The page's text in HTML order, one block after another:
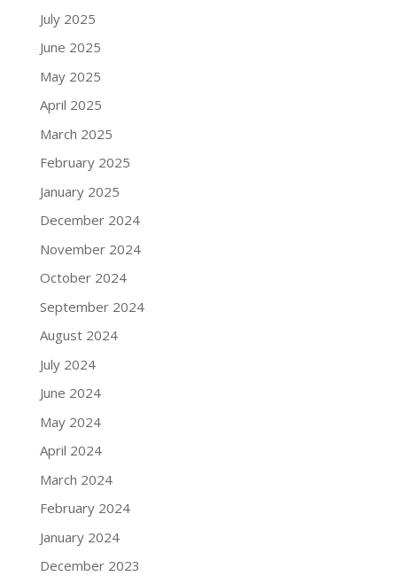
July 2025
June 2025
May 2025
April 2025
March 2025
February 2025
January 2025
December 2024
November 2024
October 2024
September 2024
August 2024
July 2024
June 2024
May 2024
April 2024
March 2024
February 2024
January 2024
December 2023